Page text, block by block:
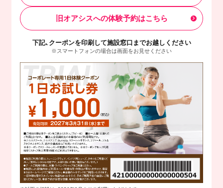
旧オアシスへの体験予約はこちら
下記、クーポンを印刷して施設窓口までお越しください
※スマートフォンの場合は画面をお見せください